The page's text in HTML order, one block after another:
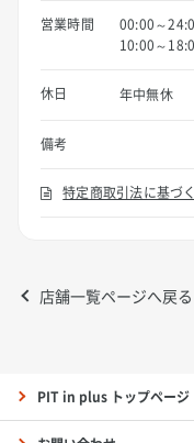
営業時間
00:00～
10:00～
休日 年中無休
備考
特定商取引法に基づ
店舗一覧ページへ戻る
PIT in plus トップページ